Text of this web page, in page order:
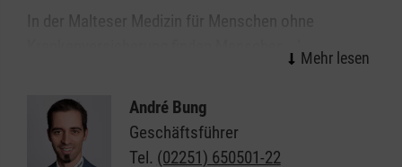
In der Malteser Medizin für Menschen ohne
gültigen Aufenthaltsstatus und Menschen ohne
Krankenversicherung einen Arzt, der die
Erstuntersuchung und Notfallversorgung bei
plötzlicher Erkrankung, Verletzung oder einer
André Bung
Geschäftsführer
Tel. (02251) 650501-22